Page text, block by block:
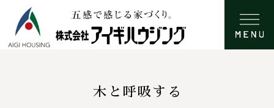
木と呼吸する